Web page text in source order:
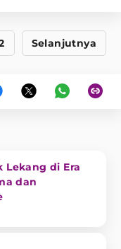
Selanjutnya
Lekang di Era
dan